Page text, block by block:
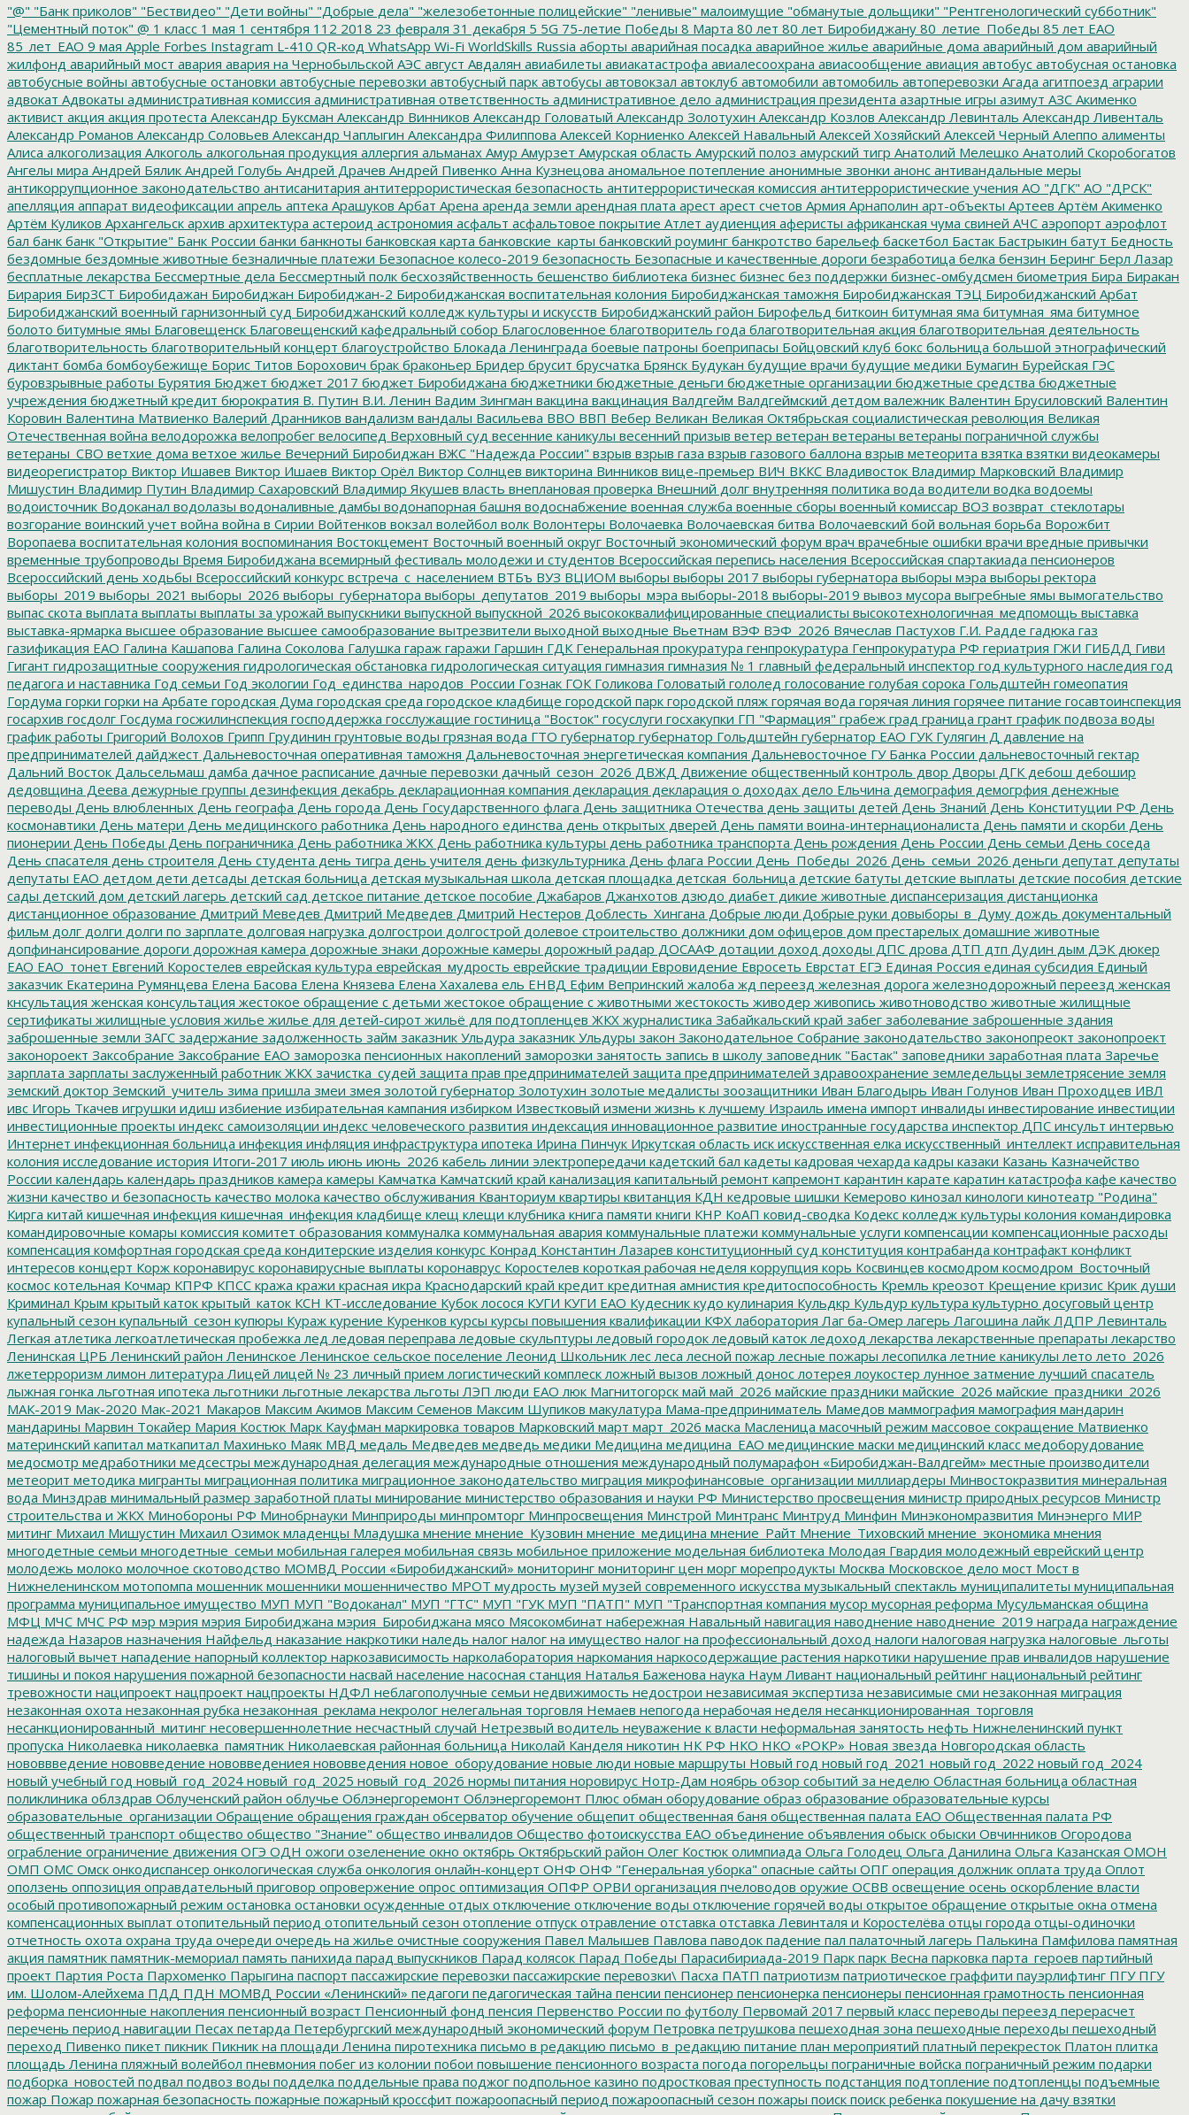
"@" "Банк приколов" "Бествидео" "Дети войны" "Добрые дела" "железобетонные полицейские" "ленивые" малоимущие "обманутые дольщики" "Рентгенологический субботник"
"Цементный поток" @ 1 класс 1 мая 1 сентября 112 2018 23 февраля 31 декабря 5 5G 75-летие Победы 8 Марта 80 лет 80 лет Биробиджану 80_летие_Победы 85 лет ЕАО
85_лет_ЕАО 9 мая Apple Forbes Instagram L-410 QR-код WhatsApp Wi-Fi WorldSkills Russia аборты аварийная посадка аварийное жилье аварийные дома аварийный дом аварийный
жилфонд аварийный мост авария авария на Чернобыльской АЭС август Авдалян авиабилеты авиакатастрофа авиалесоохрана авиасообщение авиация автобус автобусная остановка
автобусные войны автобусные остановки автобусные перевозки автобусный парк автобусы автовокзал автоклуб автомобили автомобиль автоперевозки Агада агитпоезд аграрии
адвокат Адвокаты административная комиссия административная ответственность административное дело администрация президента азартные игры азимут АЗС Акименко
активист акция акция протеста Александр Буксман Александр Винников Александр Головатый Александр Золотухин Александр Козлов Александр Левинталь Александр Ливенталь
Александр Романов Александр Соловьев Александр Чаплыгин Александра Филиппова Алексей Корниенко Алексей Навальный Алексей Хозяйский Алексей Черный Алеппо алименты
Алиса алкоголизация Алкоголь алкогольная продукция аллергия альманах Амур Амурзет Амурская область Амурский полоз амурский тигр Анатолий Мелешко Анатолий Скоробогатов
Ангелы мира Андрей Бялик Андрей Голубь Андрей Драчев Андрей Пивенко Анна Кузнецова аномальное потепление анонимные звонки анонс антивандальные меры
антикоррупционное законодательство антисанитария антитеррористическая безопасность антитеррористическая комиссия антитеррористические учения АО "ДГК" АО "ДРСК"
апелляция аппарат видеофиксации апрель аптека Арашуков Арбат Арена аренда земли арендная плата арест арест счетов Армия Арнаполин арт-объекты Артеев Артём Акименко
Артём Куликов Архангельск архив архитектура астероид астрономия асфальт асфальтовое покрытие Атлет аудиенция аферисты африканская чума свиней АЧС аэропорт аэрофлот
бал банк банк "Открытие" Банк России банки банкноты банковская карта банковские_карты банковский роуминг банкротство барельеф баскетбол Бастак Бастрыкин батут Бедность
бездомные бездомные животные безналичные платежи Безопасное колесо-2019 безопасность Безопасные и качественные дороги безработица белка бензин Беринг Берл Лазар
бесплатные лекарства Бессмертные дела Бессмертный полк бесхозяйственность бешенство библиотека бизнес бизнес без поддержки бизнес-омбудсмен биометрия Бира Биракан
Бирария БирЗСТ Биробидажан Биробиджан Биробиджан-2 Биробиджанская воспитательная колония Биробиджанская таможня Биробиджанская ТЭЦ Биробиджанский Арбат
Биробиджанский военный гарнизонный суд Биробиджанский колледж культуры и искусств Биробиджанский район Бирофельд биткоин битумная яма битумная_яма битумное
болото битумные ямы Благовещенск Благовещенский кафедральный собор Благословенное благотворитель года благотворительная акция благотворительная деятельность
благотворительность благотворительный концерт благоустройство Блокада Ленинграда боевые патроны боеприпасы Бойцовский клуб бокс больница большой этнографический
диктант бомба бомбоубежище Борис Титов Борохович брак браконьер Бридер брусит брусчатка Брянск Будукан будущие врачи будущие медики Бумагин Бурейская ГЭС
буровзрывные работы Бурятия Бюджет бюджет 2017 бюджет Биробиджана бюджетники бюджетные деньги бюджетные организации бюджетные средства бюджетные
учреждения бюджетный кредит бюрократия В. Путин В.И. Ленин Вадим Зингман вакцина вакцинация Валдгейм Валдгеймский детдом валежник Валентин Брусиловский Валентин
Коровин Валентина Матвиенко Валерий Дранников вандализм вандалы Васильева ВВО ВВП Вебер Великан Великая Октябрьская социалистическая революция Великая
Отечественная война велодорожка велопробег велосипед Верховный суд весенние каникулы весенний призыв ветер ветеран ветераны ветераны пограничной службы
ветераны_СВО ветхие дома ветхое жилье Вечерний Биробиджан ВЖС "Надежда России" взрыв взрыв газа взрыв газового баллона взрыв метеорита взятка взятки видеокамеры
видеорегистратор Виктор Ишавев Виктор Ишаев Виктор Орёл Виктор Солнцев викторина Винников вице-премьер ВИЧ ВККС Владивосток Владимир Марковский Владимир
Мишустин Владимир Путин Владимир Сахаровский Владимир Якушев власть внеплановая проверка Внешний долг внутренняя политика вода водители водка водоемы
водоисточник Водоканал водолазы водоналивные дамбы водонапорная башня водоснабжение военная служба военные сборы военный комиссар ВОЗ возврат_стеклотары
возгорание воинский учет война война в Сирии Войтенков вокзал волейбол волк Волонтеры Волочаевка Волочаевская битва Волочаевский бой вольная борьба Ворожбит
Воропаева воспитательная колония воспоминания Востокцемент Восточный военный округ Восточный экономический форум врач врачебные ошибки врачи вредные привычки
временные трубопроводы Время Биробиджана всемирный фестиваль молодежи и студентов Всероссийская перепись населения Всероссийская спартакиада пенсионеров
Всероссийский день ходьбы Всероссийский конкурс встреча_с_населением ВТБъ ВУЗ ВЦИОМ выборы выборы 2017 выборы губернатора выборы мэра выборы ректора
выборы_2019 выборы_2021 выборы_2026 выборы_губернатора выборы_депутатов_2019 выборы_мэра выборы-2018 выборы-2019 вывоз мусора выгребные ямы вымогательство
выпас скота выплата выплаты выплаты за урожай выпускники выпускной выпускной_2026 высококвалифицированные специалисты высокотехнологичная_медпомощь выставка
выставка-ярмарка высшее образование высшее самообразование вытрезвители выходной выходные Вьетнам ВЭФ ВЭФ_2026 Вячеслав Пастухов Г.И. Радде гадюка газ
газификация ЕАО Галина Кашапова Галина Соколова Галушка гараж гаражи Гаршин ГДК Генеральная прокуратура генпрокуратура Генпрокуратура РФ гериатрия ГЖИ ГИБДД Гиви
Гигант гидрозащитные сооружения гидрологическая обстановка гидрологическая ситуация гимназия гимназия № 1 главный федеральный инспектор год культурного наследия год
педагога и наставника Год семьи Год экологии Год_единства_народов_России Гознак ГОК Голикова Головатый гололед голосование голубая сорока Гольдштейн гомеопатия
Гордума горки горки на Арбате городская Дума городская среда городское кладбище городской парк городской пляж горячая вода горячая линия горячее питание госавтоинспекция
госархив госдолг Госдума госжилинспекция господдержка госслужащие гостиница "Восток" госуслуги госхакупки ГП "Фармация" грабеж град граница грант график подвоза воды
график работы Григорий Волохов Грипп Грудинин грунтовые воды грязная вода ГТО губернатор губернатор Гольдштейн губернатор ЕАО ГУК Гулягин Д давление на
предпринимателей дайджест Дальневосточная оперативная таможня Дальневосточная энергетическая компания Дальневосточное ГУ Банка России дальневосточный гектар
Дальний Восток Дальсельмаш дамба дачное расписание дачные перевозки дачный_сезон_2026 ДВЖД Движение общественный контроль двор Дворы ДГК дебош дебошир
дедовщина Деева дежурные группы дезинфекция декабрь декларационная компания декларация декларация о доходах дело Ельчина демография демогрфия денежные
переводы День влюбленных День географа День города День Государственного флага День защитника Отечества день защиты детей День Знаний День Конституции РФ День
космонавтики День матери День медицинского работника День народного единства день открытых дверей День памяти воина-интернационалиста День памяти и скорби День
пионерии День Победы День пограничника День работника ЖКХ День работника культуры день работника транспорта День рождения День России День семьи День соседа
День спасателя день строителя День студента день тигра день учителя день физкультурника День флага России День_Победы_2026 День_семьи_2026 деньги депутат депутаты
депутаты ЕАО детдом дети детсады детская больница детская музыкальная школа детская площадка детская_больница детские батуты детские выплаты детские пособия детские
сады детский дом детский лагерь детский сад детское питание детское пособие Джабаров Джанхотов дзюдо диабет дикие животные диспансеризация дистанционка
дистанционное образование Дмитрий Меведев Дмитрий Медведев Дмитрий Нестеров Доблесть_Хингана Добрые люди Добрые руки довыборы_в_Думу дождь документальный
фильм долг долги долги по зарплате долговая нагрузка долгострои долгострой долевое строительство должники дом офицеров дом престарелых домашние животные
допфинансирование дороги дорожная камера дорожные знаки дорожные камеры дорожный радар ДОСААФ дотации доход доходы ДПС дрова ДТП дтп Дудин дым ДЭК дюкер
ЕАО ЕАО_тонет Евгений Коростелев еврейская культура еврейская_мудрость еврейские традиции Евровидение Евросеть Еврстат ЕГЭ Единая Россия единая субсидия Единый
заказчик Екатерина Румянцева Елена Басова Елена Князева Елена Хахалева ель ЕНВД Ефим Вепринский жалоба жд переезд железная дорога железнодорожный переезд женская
кнсультация женская консультация жестокое обращение с детьми жестокое обращение с животными жестокость живодер живопись животноводство животные жилищные
сертификаты жилищные условия жилье жилье для детей-сирот жильё для подтопленцев ЖКХ журналистика Забайкальский край забег заболевание заброшенные здания
заброшенные земли ЗАГС задержание задолженность займ заказник Ульдура заказник Ульдуры закон Законодательное Собрание законодательство законопреокт законопроект
законороект Заксобрание Заксобрание ЕАО заморозка пенсионных накоплений заморозки занятость запись в школу заповедник "Бастак" заповедники заработная плата Заречье
зарплата зарплаты заслуженный работник ЖКХ зачистка_судей защита прав предпринимателей защита предпринимателей здравоохранение земледельцы землетрясение земля
земский доктор Земский_учитель зима пришла змеи змея золотой губернатор Золотухин золотые медалисты зоозащитники Иван Благодырь Иван Голунов Иван Проходцев ИВЛ
ивс Игорь Ткачев игрушки идиш избиение избирательная кампания избирком Известковый измени жизнь к лучшему Израиль имена импорт инвалиды инвестирование инвестиции
инвестиционные проекты индекс самоизоляции индекс человеческого развития индексация инновационное развитие иностранные государства инспектор ДПС инсульт интервью
Интернет инфекционная больница инфекция инфляция инфраструктура ипотека Ирина Пинчук Иркутская область иск искусственная елка искусственный_интеллект исправительная
колония исследование история Итоги-2017 июль июнь июнь_2026 кабель линии электропередачи кадетский бал кадеты кадровая чехарда кадры казаки Казань Казначейство
России календарь календарь праздников камера камеры Камчатка Камчатский край канализация капитальный ремонт капремонт карантин карате каратин катастрофа кафе качество
жизни качество и безопасность качество молока качество обслуживания Кванториум квартиры квитанция КДН кедровые шишки Кемерово кинозал кинологи кинотеатр "Родина"
Кирга китай кишечная инфекция кишечная_инфекция кладбище клещ клещи клубника книга памяти книги КНР КоАП ковид-сводка Кодекс колледж культуры колония командировка
командировочные комары комиссия комитет образования коммуналка коммунальная авария коммунальные платежи коммунальные услуги компенсации компенсационные расходы
компенсация комфортная городская среда кондитерские изделия конкурс Конрад Константин Лазарев конституционный суд конституция контрабанда контрафакт конфликт
интересов концерт Корж коронавирус коронавирусные выплаты коронаврус Коростелев короткая рабочая неделя коррупция корь Косвинцев космодром космодром_Восточный
космос котельная Кочмар КПРФ КПСС кража кражи красная икра Краснодарский край кредит кредитная амнистия кредитоспособность Кремль креозот Крещение кризис Крик души
Криминал Крым крытый каток крытый_каток КСН КТ-исследование Кубок лосося КУГИ КУГИ ЕАО Кудесник кудо кулинария Кульдкр Кульдур культура культурно досуговый центр
купальный сезон купальный_сезон купюры Кураж курение Куренков курсы курсы повышения квалификации КФХ лаборатория Лаг ба-Омер лагерь Лагошина лайк ЛДПР Левинталь
Легкая атлетика легкоатлетическая пробежка лед ледовая переправа ледовые скульптуры ледовый городок ледовый каток ледоход лекарства лекарственные препараты лекарство
Ленинская ЦРБ Ленинский район Ленинское Ленинское сельское поселение Леонид Школьник лес леса лесной пожар лесные пожары лесопилка летние каникулы лето лето_2026
лжетерроризм лимон литература Лицей лицей № 23 личный прием логистический комплеск ложный вызов ложный донос лотерея лоукостер лунное затмение лучший спасатель
лыжная гонка льготная ипотека льготники льготные лекарства льготы ЛЭП люди ЕАО люк Магнитогорск май май_2026 майские праздники майские_2026 майские_праздники_2026
МАК-2019 Мак-2020 Мак-2021 Макаров Максим Акимов Максим Семенов Максим Шупиков макулатура Мама-предприниматель Мамедов маммография мамография мандарин
мандарины Марвин Токайер Мария Костюк Марк Кауфман маркировка товаров Марковский март март_2026 маска Масленица масочный режим массовое сокращение Матвиенко
материнский капитал маткапитал Махинько Маяк МВД медаль Медведев медведь медики Медицина медицина_ЕАО медицинские маски медицинский класс медоборудование
медосмотр медработники медсестры международная делегация международные отношения международный полумарафон «Биробиджан-Валдгейм» местные производители
метеорит методика мигранты миграционная политика миграционное законодательство миграция микрофинансовые_организации миллиардеры Минвостокразвития минеральная
вода Минздрав минимальный размер заработной платы минирование министерство образования и науки РФ Министерство просвещения министр природных ресурсов Министр
строительства и ЖКХ Минобороны РФ Минобрнауки Минприроды минпромторг Минпросвещения Минстрой Минтранс Минтруд Минфин Минэкономразвития Минэнерго МИР
митинг Михаил Мишустин Михаил Озимок младенцы Младушка мнение мнение_Кузовин мнение_медицина мнение_Райт Мнение_Тиховский мнение_экономика мнения
многодетные семьи многодетные_семьи мобильная галерея мобильная связь мобильное приложение модельная библиотека Молодая Гвардия молодежный еврейский центр
молодежь молоко молочное скотоводство МОМВД России «Биробиджанский» мониторинг мониторинг цен морг морепродукты Москва Московское дело мост Мост в
Нижнеленинском мотопомпа мошенник мошенники мошенничество МРОТ мудрость музей музей современного искусства музыкальный спектакль муниципалитеты муниципальная
программа муниципальное имущество МУП МУП "Водоканал" МУП "ГТС" МУП "ГУК МУП "ПАТП" МУП "Транспортная компания мусор мусорная реформа Мусульманская община
МФЦ МЧС МЧС РФ мэр мэрия мэрия Биробиджана мэрия_Биробиджана мясо Мясокомбинат набережная Навальный навигация наводнение наводнение_2019 награда награждение
надежда Назаров назначения Найфельд наказание накркотики наледь налог налог на имущество налог на профессиональный доход налоги налоговая нагрузка налоговые_льготы
налоговый вычет нападение напорный коллектор наркозависимость нарколаборатория наркомания наркосодержащие растения наркотики нарушение прав инвалидов нарушение
тишины и покоя нарушения пожарной безопасности насвай население насосная станция Наталья Баженова наука Наум Ливант национальный рейтинг национальный рейтинг
тревожности наципроект нацпроект нацпроекты НДФЛ неблагополучные семьи недвижимость недострои независимая экспертиза независимые сми незаконная миграция
незаконная охота незаконная рубка незаконная_реклама некролог нелегальная торговля Немаев непогода нерабочая неделя несанкционированная_торговля
несанкционированный_митинг несовершеннолетние несчастный случай Нетрезвый водитель неуважение к власти неформальная занятость нефть Нижнеленинский пункт
пропуска Николаевка николаевка_памятник Николаевская районная больница Николай Канделя никотин НК РФ НКО НКО «РОКР» Новая звезда Новгородская область
нововвведение нововведение нововведениея нововведения новое_оборудование новые люди новые маршруты Новый год новый год_2021 новый год_2022 новый год_2024
новый учебный год новый_год_2024 новый_год_2025 новый_год_2026 нормы питания норовирус Нотр-Дам ноябрь обзор событий за неделю Областная больница областная
поликлиника облздрав Облученский район облучье Облэнергоремонт Облэнергоремонт Плюс обман оборудование образ образование образовательные курсы
образовательные_организации Обращение обращения граждан обсерватор обучение общепит общественная баня общественная палата ЕАО Общественная палата РФ
общественный транспорт общество общество "Знание" общество инвалидов Общество фотоискусства ЕАО объединение объявления обыск обыски Овчинников Огородова
ограбление ограничение движения ОГЭ ОДН ожоги озеленение окно октябрь Октябрьский район Олег Костюк олимпиада Ольга Голодец Ольга Данилина Ольга Казанская ОМОН
ОМП ОМС Омск онкодиспансер онкологическая служба онкология онлайн-концерт ОНФ ОНФ "Генеральная уборка" опасные сайты ОПГ операция должник оплата труда Оплот
оползень оппозиция оправдательный приговор опровержение опрос оптимизация ОПФР ОРВИ организация пчеловодов оружие ОСВВ освещение осень оскорбление власти
особый противопожарный режим остановка остановки осужденные отдых отключение отключение воды отключение горячей воды открытое обращение открытые окна отмена
компенсационных выплат отопительный период отопительный сезон отопление отпуск отравление отставка отставка Левинталя и Коростелёва отцы города отцы-одиночки
отчетность охота охрана труда очереди очередь на жилье очистные сооружения Павел Малышев Павлова паводок падение пал палаточный лагерь Палькина Памфилова памятная
акция памятник памятник-мемориал память панихида парад выпускников Парад колясок Парад Победы Парасибириада-2019 Парк парк Весна парковка парта_героев партийный
проект Партия Роста Пархоменко Парыгина паспорт пассажирские перевозки пассажирские перевозки\ Пасха ПАТП патриотизм патриотическое граффити пауэрлифтинг ПГУПГУ
им. Шолом-Алейхема ПДД ПДН МОМВД России «Ленинский» педагоги педагогическая тайна пенсии пенсионер пенсионерка пенсионеры пенсионная грамотность пенсионная
реформа пенсионные накопления пенсионный возраст Пенсионный фонд пенсия Первенство России по футболу Первомай 2017 первый класс переводы переезд перерасчет
перечень период навигации Песах петарда Петербургский международный экономический форум Петровка петрушкова пешеходная зона пешеходные переходы пешеходный
переход Пивенко пикет пикник Пикник на площади Ленина пиротехника письмо в редакцию письмо_в_редакцию питание план мероприятий платный перекресток Платон плитка
площадь Ленина пляжный волейбол пневмония побег из колонии побои повышение пенсионного возраста погода погорельцы пограничные войска пограничный режим подарки
подборка_новостей подвал подвоз воды подделка поддельные права поджог подпольное казино подростковая преступность подстанция подтопление подтопленцы подъемные
пожар Пожар пожарная безопасность пожарные пожарный кроссфит пожароопасный период пожароопасный сезон пожары поиск поиск ребенка покушение на дачу взятки